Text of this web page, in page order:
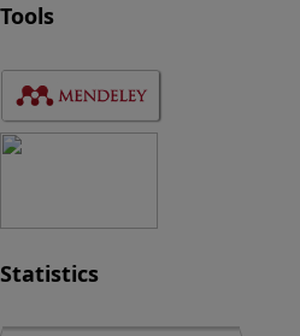
Tools
Statistics